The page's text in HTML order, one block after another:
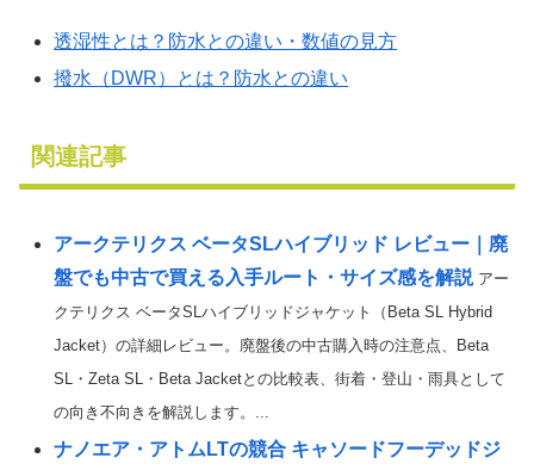
透湿性とは？防水との違い・数値の見方
撥水（DWR）とは？防水との違い
関連記事
アークテリクス ベータSLハイブリッド レビュー｜廃
盤でも中古で買える入手ルート・サイズ感を解説 アー
クテリクス ベータSLハイブリッドジャケット（Beta SL Hybrid
Jacket）の詳細レビュー。廃盤後の中古購入時の注意点、Beta
SL・Zeta SL・Beta Jacketとの比較表、街着・登山・雨具として
の向き不向きを解説します。...
ナノエア・アトムLTの競合 キャソードフーデッドジ